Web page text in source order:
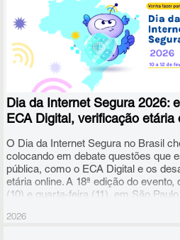
O material também traz dicas
possam reconhecer sinais de alerta
estabelecer acordos claros sobre o
respeitando a privacidade e a
maturidade de cada jovem.
Dia da Internet Segura 2026:
ECA Digital, verificação etária
O Dia da Internet Segura no Brasil
colocando em debate questões que
pública, como o ECA Digital e os
etária online. A 18ª edição do
(10) e quarta-feira (11), em São
produção de deepfakes sexuais,
2026